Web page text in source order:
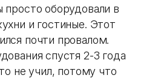
оборудовали в
и гостиные. Этот
почти провалом.
спустя 2-3 года
не учил, потому что